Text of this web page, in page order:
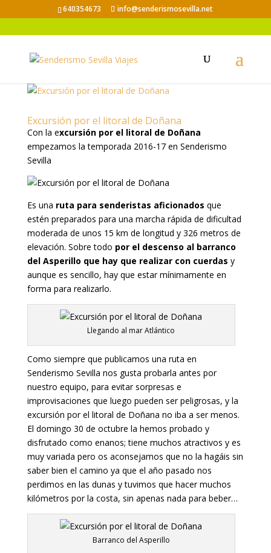
640354673 info@senderismosevilla.net
Excursión por el litoral de Doñana
Con la excursión por el litoral de Doñana
empezamos la temporada 2016-17 en Senderismo
Sevilla
Es una ruta para senderistas aficionados que
estén preparados para una marcha rápida de dificultad
moderada de unos 15 km de longitud y 326 metros de
elevación. Sobre todo por el descenso al barranco
del Asperillo que hay que realizar con cuerdas y
aunque es sencillo, hay que estar mínimamente en
forma para realizarlo.
Llegando al mar Atlántico
Como siempre que publicamos una ruta en
Senderismo Sevilla nos gusta probarla antes por
nuestro equipo, para evitar sorpresas e
improvisaciones que luego pueden ser peligrosas, y la
excursión por el litoral de Doñana no iba a ser menos.
El domingo 30 de octubre la hemos probado y
disfrutado como enanos; tiene muchos atractivos y es
muy variada pero os aconsejamos que no la hagáis sin
saber bien el camino ya que el año pasado nos
perdimos en las dunas y tuvimos que hacer muchos
kilómetros por la costa, sin apenas nada para beber…
Barranco del Asperillo